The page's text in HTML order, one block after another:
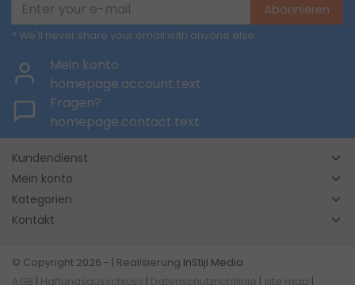
Abonnieren
* We'll never share your email with anyone else.
Mein konto
homepage.account.text
Fragen?
homepage.contact.text
Kundendienst
Mein konto
Kategorien
Kontakt
© Copyright 2026 - | Realisierung InStijl Media
AGB
Haftungsausschluss Datenschutzrichtlinie site map